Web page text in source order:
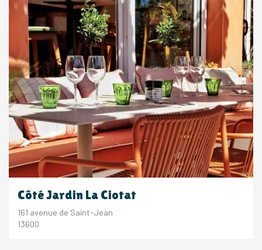
Côté Jardin La Ciotat
161 avenue de Saint-Jean
13600